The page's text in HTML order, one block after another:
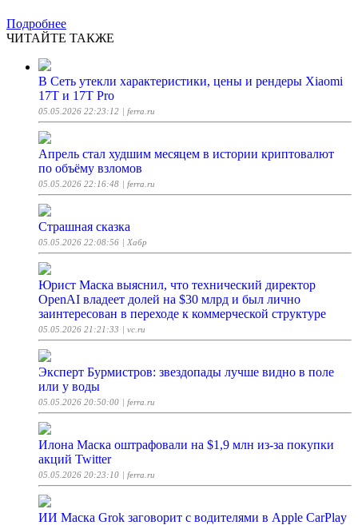
Подробнее
ЧИТАЙТЕ ТАКЖЕ
В Сеть утекли характеристики, цены и рендеры Xiaomi
17T и 17T Pro
05.05.2026 22:23:12 | ferra.ru
Апрель стал худшим месяцем в истории криптовалют
по объёму взломов
05.05.2026 22:16:48 | ferra.ru
Страшная сказка
05.05.2026 22:08:56 | Хабр
Юрист Маска выяснил, что технический директор
OpenAI владеет долей на $30 млрд и был лично
заинтересован в переходе к коммерческой структуре
05.05.2026 21:21:33 | vc.ru
Эксперт Бурмистров: звездопады лучше видно в поле
или у воды
05.05.2026 20:50:00 | ferra.ru
Илона Маска оштрафовали на $1,9 млн из-за покупки
акций Twitter
05.05.2026 20:23:10 | ferra.ru
ИИ Маска Grok заговорит с водителями в Apple CarPlay